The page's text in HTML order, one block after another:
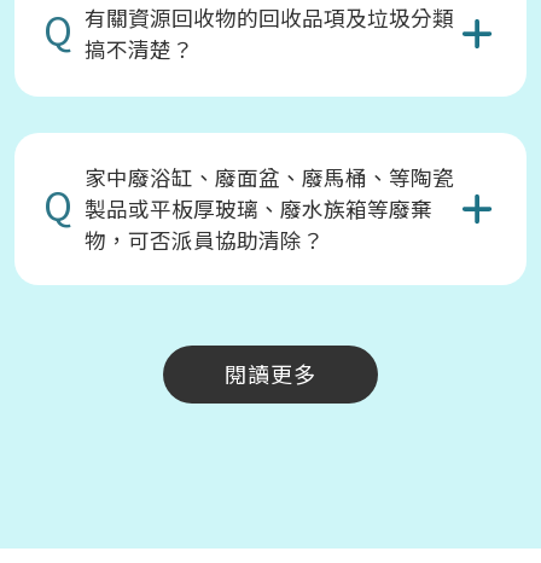
Q 有關資源回收物的回收品項及垃圾分類
搞不清楚？
Q 家中廢浴缸、廢面盆、廢馬桶、等陶瓷
製品或平板厚玻璃、廢水族箱等廢棄
物，可否派員協助清除？
閱讀更多